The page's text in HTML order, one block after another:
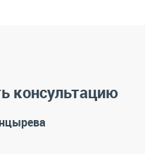
консультацию